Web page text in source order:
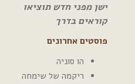
ישן מפני חדש תוציאו
קוראים בדרך
פוסטים אחרונים
הו סוניה
ריקמה של שימחה